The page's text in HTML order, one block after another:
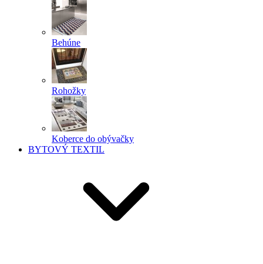
Behúne
Rohožky
Koberce do obývačky
BYTOVÝ TEXTIL